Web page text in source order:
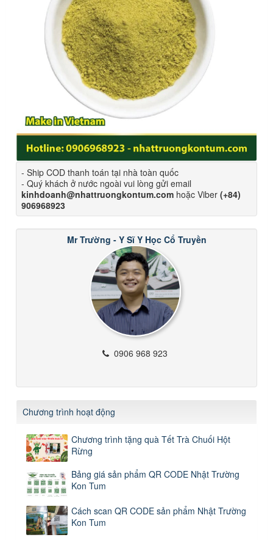
- Ship COD thanh toán tại nhà toàn quốc
- Quý khách ở nước ngoài vui lòng gửi email
kinhdoanh@nhattruongkontum.com hoặc Viber (+84)
906968923
Mr Trường - Y Sĩ Y Học Cổ Truyền
0906 968 923
Chương trình hoạt động
Chương trình tặng quà Tết Trà Chuối Hột
Rừng
Bảng giá sản phẩm QR CODE Nhật Trường
Kon Tum
Cách scan QR CODE sản phẩm Nhật Trường
Kon Tum